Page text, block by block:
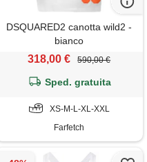
DSQUARED2 canotta wild2 -
bianco
318,00 € 590,00 €
Sped. gratuita
XS-M-L-XL-XXL
Farfetch